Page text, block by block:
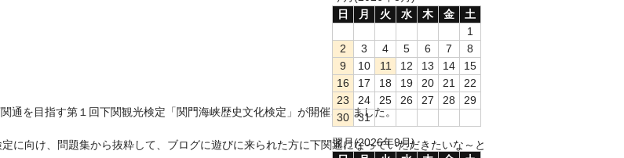
通を目指す第１回下関観光検定「関門海峡歴史文化検定」が開催されました。
に向け、問題集から抜粋して、ブログに遊びに来られた方に下関通になっていただきたいな～と
日
月 火 水 木 金
土
1
2
3 4 5 6 7
8
9
10 11 12 13 14
15
16
17 18 19 20 21
22
23
24 25 26 27 28
29
30
31
翌月(2026年9月)